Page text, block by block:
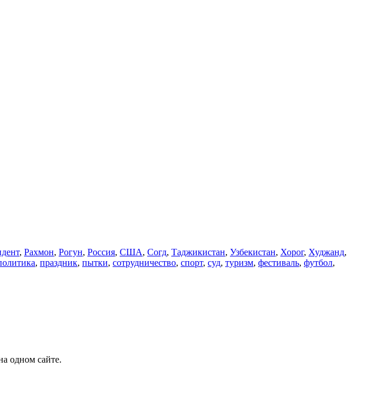
, Рахмон, Рогун, Россия, США, Согд, Таджикистан, Узбекистан, Хорог, Худжанд,
, праздник, пытки, сотрудничество, спорт, суд, туризм, фестиваль, футбол,
одном сайте.